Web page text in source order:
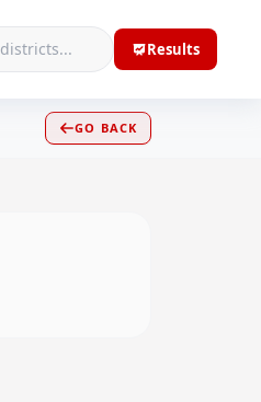
Results
GO BACK